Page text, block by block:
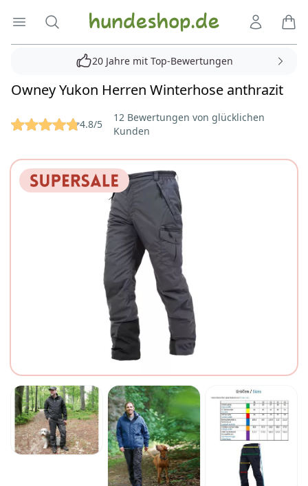
Menü öffnen
Suche Hundeshop.de
20 Jahre mit Top-Bewertungen
Owney Yukon Herren Winterhose anthrazit
Reviews 4.8/5
12 Bewertungen von glücklichen
Kunden
Bilder